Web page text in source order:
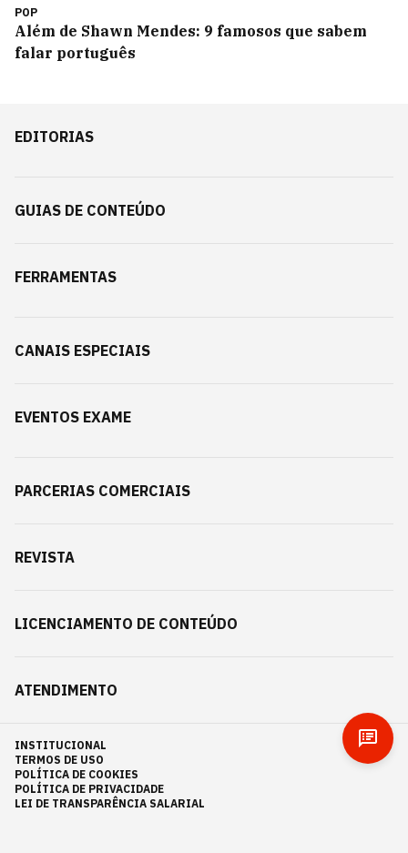
POP
Além de Shawn Mendes: 9 famosos que sabem
falar português
EDITORIAS
GUIAS DE CONTEÚDO
FERRAMENTAS
CANAIS ESPECIAIS
EVENTOS EXAME
PARCERIAS COMERCIAIS
REVISTA
LICENCIAMENTO DE CONTEÚDO
ATENDIMENTO
INSTITUCIONAL
TERMOS DE USO
POLÍTICA DE COOKIES
POLÍTICA DE PRIVACIDADE
LEI DE TRANSPARÊNCIA SALARIAL